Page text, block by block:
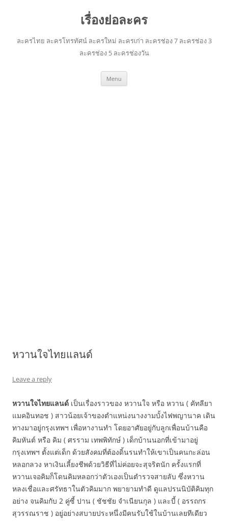
เรื่องย่อละคร
ละครไทย ละครโทรทัศน์ ละครใหม่ ละครเก่า ละครช่อง 7 ละครช่อง 3
ละครช่อง 5 ละครช่องวัน
Menu
หวานใจไทยแลนด์
Leave a reply
หวานใจไทยแลนด์ เป็นเรื่องราวของ หวานใจ หรือ หวาน ( คัทลียา
แมคอินทอช ) สาวน้อยเจ้าของตำแหน่งนางงามบั้งไฟพญานาค เดิน
ทางมาอยู่กรุงเทพฯ เพื่อหางานทำ โดยอาศัยอยู่กับลูกเพื่อนบ้านคือ
คิมหันต์ หรือ คิม ( ศรราม เทพพิทักษ์ ) เด็กบ้านนอกที่เข้ามาอยู่
กรุงเทพฯ ตั้งแต่เด็ก ด้วยสังคมที่ต้องดิ้นรนทำให้เขาเป็นคนกะล่อน
หลอกลวง หาเงินเลี้ยงชีพด้วยวิธีที่ไม่ค่อยจะสุจริตนัก ครั้งแรกที่
หวานเจอคิมก็โดนคิมหลอกว่าตัวเองเป็นตำรวจสายลับ ซึ่งหวาน
หลงเชื่อและศรัทธาในตัวคิมมาก พยายามทำดี ดูแลปรนนิบัติคิมทุก
อย่าง จนคิมกับ 2 คู่ซี้ ปาน ( ชัชชัย จำเนียนกุล ) และบี้ ( อรรถกร
สุวรรณราช ) อยู่อย่างสบายประหนึ่งมีคนรับใช้ในบ้านเลยทีเดียว